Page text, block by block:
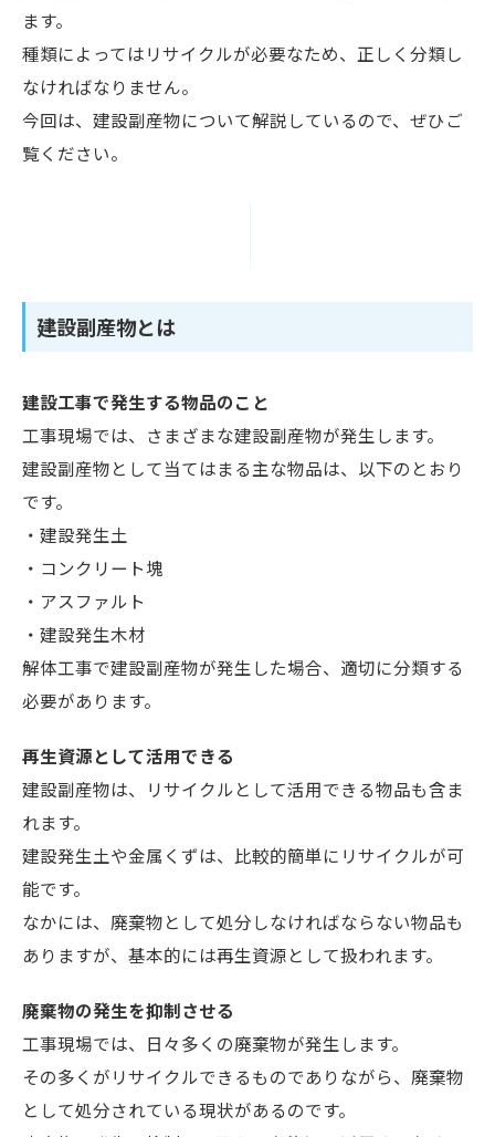
ます。
種類によってはリサイクルが必要なため、正しく分類し
なければなりません。
今回は、建設副産物について解説しているので、ぜひご
覧ください。
建設副産物とは
建設工事で発生する物品のこと
工事現場では、さまざまな建設副産物が発生します。
建設副産物として当てはまる主な物品は、以下のとおり
です。
・建設発生土
・コンクリート塊
・アスファルト
・建設発生木材
解体工事で建設副産物が発生した場合、適切に分類する
必要があります。
再生資源として活用できる
建設副産物は、リサイクルとして活用できる物品も含ま
れます。
建設発生土や金属くずは、比較的簡単にリサイクルが可
能です。
なかには、廃棄物として処分しなければならない物品も
ありますが、基本的には再生資源として扱われます。
廃棄物の発生を抑制させる
工事現場では、日々多くの廃棄物が発生します。
その多くがリサイクルできるものでありながら、廃棄物
として処分されている現状があるのです。